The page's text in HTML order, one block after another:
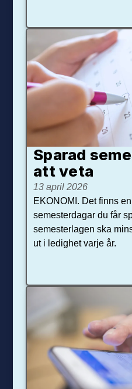
Sparad
att veta
13 april 2026
EKONOMI. Det finns
semesterdagar du får
semesterlagen ska
ut i ledighet varje år.